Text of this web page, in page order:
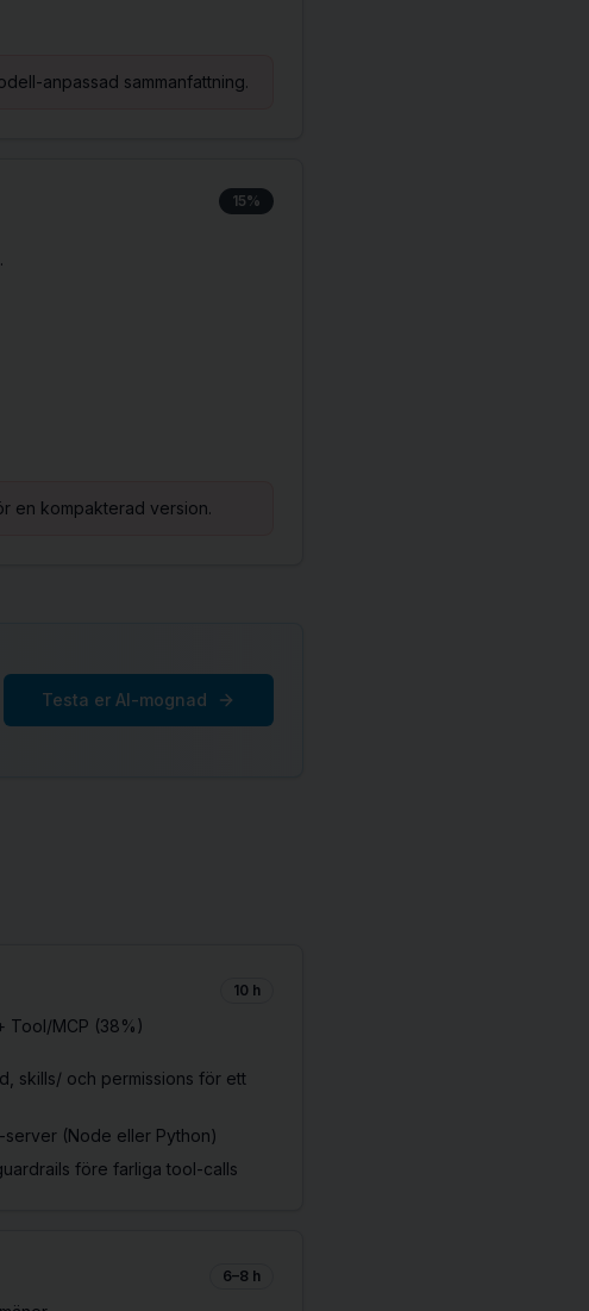
anpassad sammanfattning.
15%
en kompakterad version.
Testa er AI-mognad
10 h
Tool/MCP (38%)
skills/ och permissions för ett
server (Node eller Python)
före farliga tool-calls
6–8 h